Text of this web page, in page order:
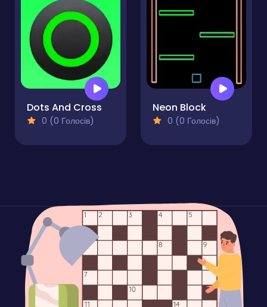
Dots And Cross
0 (0 Голосів)
Neon Block
0 (0 Голосів)